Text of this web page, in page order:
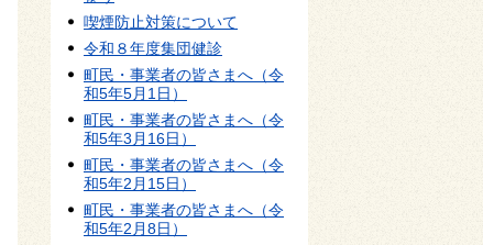
喫煙防止対策について
令和８年度集団健診
町民・事業者の皆さまへ（令
和5年5月1日）
町民・事業者の皆さまへ（令
和5年3月16日）
町民・事業者の皆さまへ（令
和5年2月15日）
町民・事業者の皆さまへ（令
和5年2月8日）